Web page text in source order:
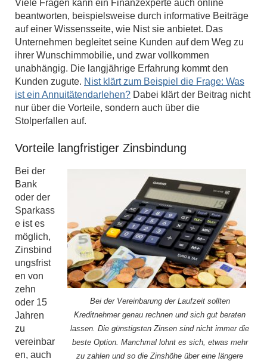
Viele Fragen kann ein Finanzexperte auch online
beantworten, beispielsweise durch informative Beiträge
auf einer Wissensseite, wie Nist sie anbietet. Das
Unternehmen begleitet seine Kunden auf dem Weg zu
ihrer Wunschimmobilie, und zwar vollkommen
unabhängig. Die langjährige Erfahrung kommt den
Kunden zugute. Nist klärt zum Beispiel die Frage: Was
ist ein Annuitätendarlehen? Dabei klärt der Beitrag nicht
nur über die Vorteile, sondern auch über die
Stolperfallen auf.
Vorteile langfristiger Zinsbindung
Bei der Vereinbarung der Laufzeit sollten
Kreditnehmer genau rechnen und sich gut beraten
lassen. Die günstigsten Zinsen sind nicht immer die
beste Option. Manchmal lohnt es sich, etwas mehr
zu zahlen und so die Zinshöhe über eine längere
Bei der
Bank
oder der
Sparkass
e ist es
möglich,
Zinsbind
ungsfrist
en von
zehn
oder 15
Jahren
zu
vereinbar
en, auch